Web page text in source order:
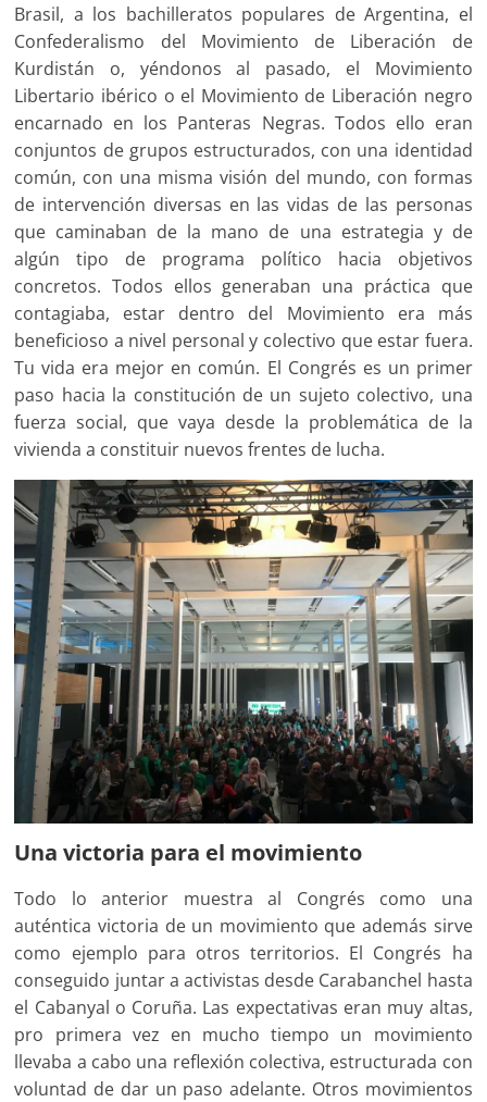
Brasil, a los bachilleratos populares de Argentina, el
Confederalismo del Movimiento de Liberación de
Kurdistán o, yéndonos al pasado, el Movimiento
Libertario ibérico o el Movimiento de Liberación negro
encarnado en los Panteras Negras. Todos ello eran
conjuntos de grupos estructurados, con una identidad
común, con una misma visión del mundo, con formas
de intervención diversas en las vidas de las personas
que caminaban de la mano de una estrategia y de
algún tipo de programa político hacia objetivos
concretos. Todos ellos generaban una práctica que
contagiaba, estar dentro del Movimiento era más
beneficioso a nivel personal y colectivo que estar fuera.
Tu vida era mejor en común. El Congrés es un primer
paso hacia la constitución de un sujeto colectivo, una
fuerza social, que vaya desde la problemática de la
vivienda a constituir nuevos frentes de lucha.
Una victoria para el movimiento
Todo lo anterior muestra al Congrés como una
auténtica victoria de un movimiento que además sirve
como ejemplo para otros territorios. El Congrés ha
conseguido juntar a activistas desde Carabanchel hasta
el Cabanyal o Coruña. Las expectativas eran muy altas,
pro primera vez en mucho tiempo un movimiento
llevaba a cabo una reflexión colectiva, estructurada con
voluntad de dar un paso adelante. Otros movimientos